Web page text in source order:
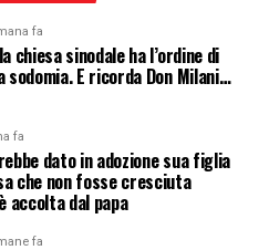
fa
chiesa sinodale ha l’ordine di
sodomia. E ricorda Don Milani…
fa
dato in adozione sua figlia
che non fosse cresciuta
accolta dal papa
fa